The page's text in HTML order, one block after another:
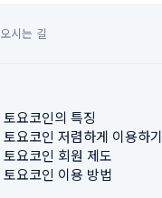
오시는 길
토요코인의 특징
토요코인 저렴하게 이용하기
토요코인 회원 제도
토요코인 이용 방법